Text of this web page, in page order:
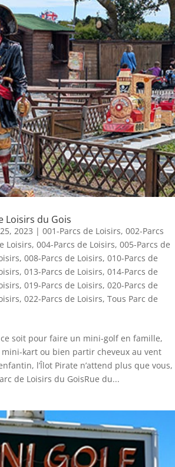
Loisirs du Gois
2023 | 001-Parcs de Loisirs, 002-Parcs
Loisirs, 004-Parcs de Loisirs, 005-Parcs de
, 008-Parcs de Loisirs, 010-Parcs de
, 013-Parcs de Loisirs, 014-Parcs de
, 019-Parcs de Loisirs, 020-Parcs de
, 022-Parcs de Loisirs, Tous Parc de
soit pour faire un mini-golf en famille,
kart ou bien partir cheveux au vent
l’Îlot Pirate n’attend plus que vous,
de Loisirs du GoisRue du...